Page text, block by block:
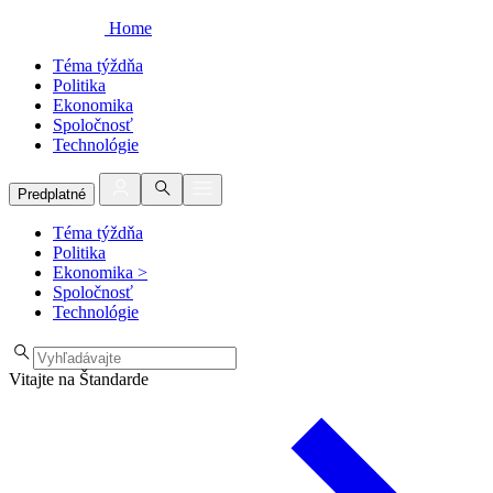
Home
Téma týždňa
Politika
Ekonomika
Spoločnosť
Technológie
Predplatné
Téma týždňa
Politika
Ekonomika >
Spoločnosť
Technológie
Vitajte na Štandarde